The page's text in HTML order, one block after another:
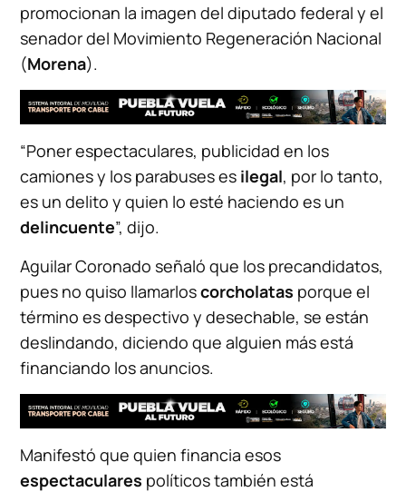
promocionan la imagen del diputado federal y el
senador del Movimiento Regeneración Nacional
(Morena).
“Poner espectaculares, publicidad en los
camiones y los parabuses es ilegal, por lo tanto,
es un delito y quien lo esté haciendo es un
delincuente”, dijo.
Aguilar Coronado señaló que los precandidatos,
pues no quiso llamarloscorcholatas porque el
término es despectivo y desechable, se están
deslindando, diciendo que alguien más está
financiando los anuncios.
Manifestó que quien financia esos
espectaculares políticos también está